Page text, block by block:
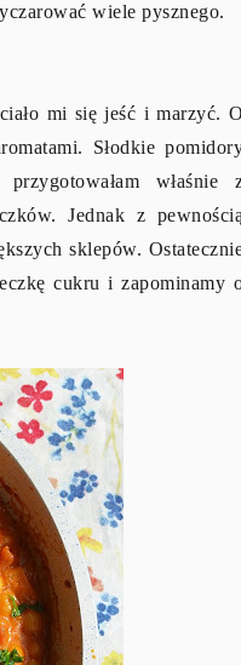
wiele pysznego.
mi się jeść i marzyć. O
Słodkie
właśnie
Jednak z
sklepów.
cukru i zapominamy